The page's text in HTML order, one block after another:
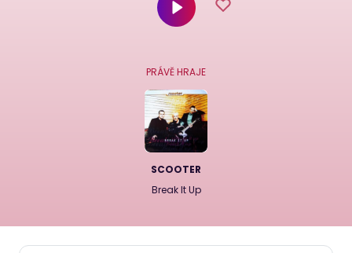
PRÁVĚ HRAJE
SCOOTER
Break It Up